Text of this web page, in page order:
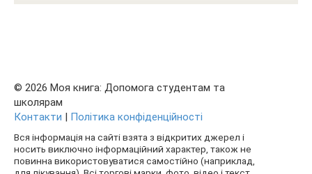
© 2026 Моя книга: Допомога студентам та
школярам
Контакти | Політика конфіденційності
Вся інформація на сайті взята з відкритих джерел і
носить виключно інформаційний характер, також не
повинна використовуватися самостійно (наприклад,